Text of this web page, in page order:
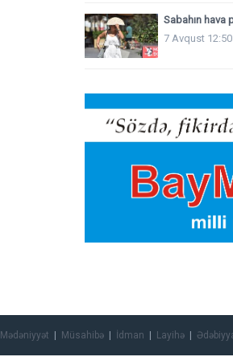
Sabahın hava
7 Avqust 12:50
Mədəniyyət Müsahibə İdman Layihə